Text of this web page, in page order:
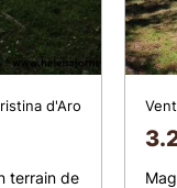
d'Aro
terrain de